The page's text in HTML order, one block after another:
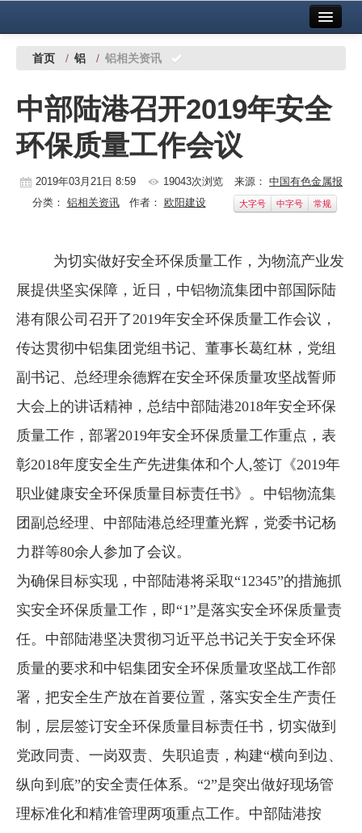
中国有色金属报社主办 广告服务
铜镍铅锌
铝
稀有稀土
镁钛
地矿 建设
党建工作
企业文化
《资源再生》杂志
数字报
首页 / 铝 / 铝相关资讯
中部陆港召开2019年安全
环保质量工作会议
2019年03月21日 8:59 19043次浏览 来源： 中国有色金属报
分类： 铝相关资讯作者： 欧阳建设 大字号 中字号 常规
为切实做好安全环保质量工作，为物流产业发
展提供坚实保障，近日，中铝物流集团中部国际陆
港有限公司召开了2019年安全环保质量工作会议，
传达贯彻中铝集团党组书记、董事长葛红林，党组
副书记、总经理余德辉在安全环保质量攻坚战誓师
大会上的讲话精神，总结中部陆港2018年安全环保
质量工作，部署2019年安全环保质量工作重点，表
彰2018年度安全生产先进集体和个人,签订《2019年
职业健康安全环保质量目标责任书》。中铝物流集
团副总经理、中部陆港总经理董光辉，党委书记杨
力群等80余人参加了会议。
为确保目标实现，中部陆港将采取“12345”的措施抓
实安全环保质量工作，即“1”是落实安全环保质量责
任。中部陆港坚决贯彻习近平总书记关于安全环保
质量的要求和中铝集团安全环保质量攻坚战工作部
署，把安全生产放在首要位置，落实安全生产责任
制，层层签订安全环保质量目标责任书，切实做到
党政同责、一岗双责、失职追责，构建“横向到边、
纵向到底”的安全责任体系。“2”是突出做好现场管
理标准化和精准管理两项重点工作。中部陆港按